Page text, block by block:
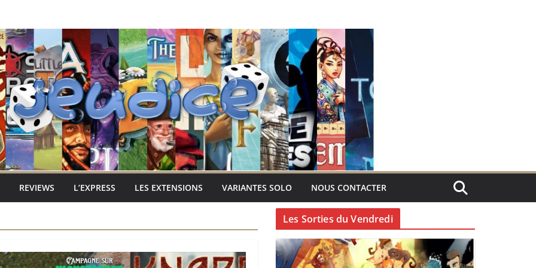
REVIEWS L’EXPRESS LES EXTENSIONS VARIANTES SOLO NOUS CONTACTER
Les Sorties du Vendredi